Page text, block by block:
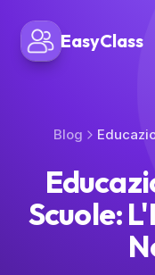
EasyClass
Blog
Scuole: